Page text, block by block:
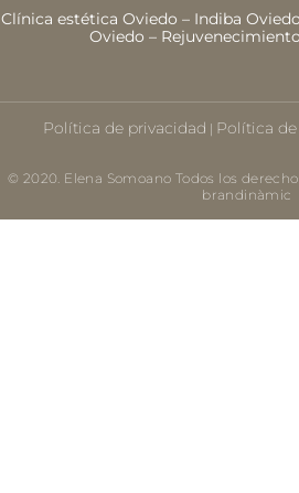
Clínica estética Oviedo – Indiba Oviedo
Oviedo –
Política de privacidad | Política
© 2020. Elena Somoano Todos los
brandinàmic